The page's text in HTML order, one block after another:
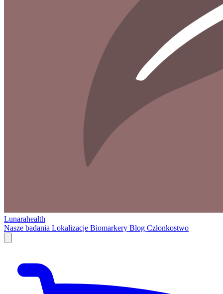
Lunarahealth
Nasze badania Lokalizacje Biomarkery Blog Członkostwo